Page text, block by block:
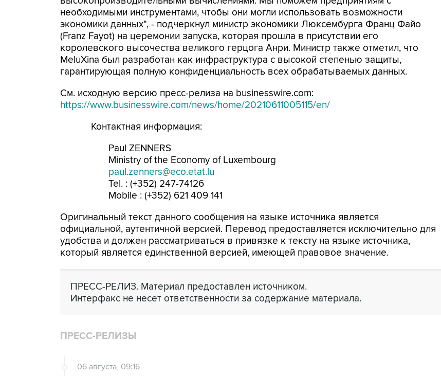
необходимыми инструментами, чтобы они могли использовать возможности
экономики данных", - подчеркнул министр экономики Люксембурга Франц Файо
(Franz Fayot) на церемонии запуска, которая прошла в присутствии его
королевского высочества великого герцога Анри. Министр также отметил, что
MeluXina был разработан как инфраструктура с высокой степенью защиты,
гарантирующая полную конфиденциальность всех обрабатываемых данных.
См. исходную версию пресс-релиза на businesswire.com:
https://www.businesswire.com/news/home/20210611005115/en/
Контактная информация:
Paul ZENNERS
Ministry of the Economy of Luxembourg
paul.zenners@eco.etat.lu
Tel. : (+352) 247-74126
Mobile : (+352) 621 409 141
Оригинальный текст данного сообщения на языке источника является
официальной, аутентичной версией. Перевод предоставляется исключительно для
удобства и должен рассматриваться в привязке к тексту на языке источника,
который является единственной версией, имеющей правовое значение.
ПРЕСС-РЕЛИЗ. Материал предоставлен источником.
Интерфакс не несет ответственности за содержание материала.
ПРЕСС-РЕЛИЗЫ
06 августа, 09:16